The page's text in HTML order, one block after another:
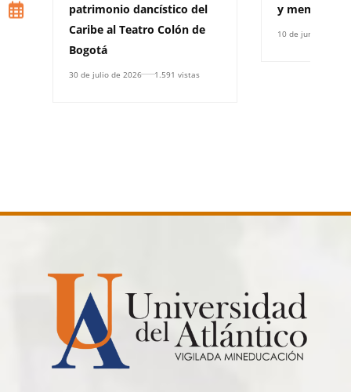
patrimonio dancístico del
Caribe al Teatro Colón de
Bogotá
30 de julio de 2026 1.591 vistas
y memoria
10 de junio de